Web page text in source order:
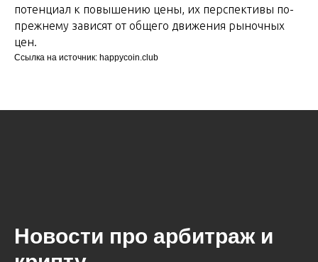
потенциал к повышению цены, их перспективы по-
прежнему зависят от общего движения рыночных
цен.
Ссылка на источник: happycoin.club
Новости про арбитраж и